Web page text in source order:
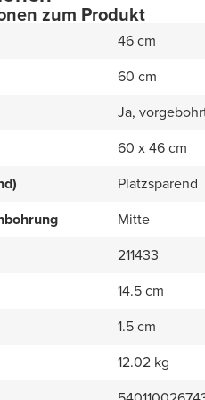
zum Produkt
46 cm
60 cm
Ja,
60 x 46 cm
Platzsparend
Mitte
211433
14.5 cm
1.5 cm
12.02 kg